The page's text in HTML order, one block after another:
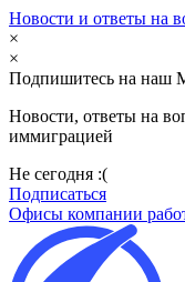
Новости и ответы на
×
×
Подпишитесь на наш
Новости, ответы на
иммиграцией
Не сегодня :(
Подписаться
Офисы компании